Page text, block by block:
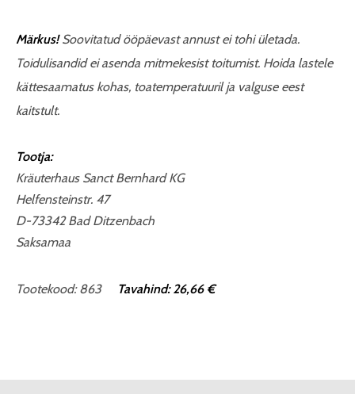
Märkus!Soovitatud ööpäevast annust ei tohi ületada.
Toidulisandid ei asenda mitmekesist toitumist. Hoida lastele
kättesaamatus kohas, toatemperatuuril ja valguse eest
kaitstult.
Tootja:
Kräuterhaus Sanct Bernhard KG
Helfensteinstr. 47
D-73342 Bad Ditzenbach
Saksamaa
Tootekood: 863 Tavahind: 26,66 €